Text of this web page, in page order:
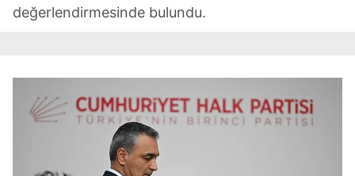
değerlendirmesinde bulundu.